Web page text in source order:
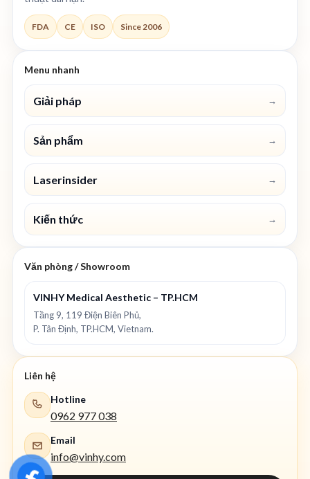
FDA CE ISO Since 2006
Menu nhanh
Giải pháp →
Sản phẩm →
Laserinsider →
Kiến thức →
Văn phòng / Showroom
VINHY Medical Aesthetic – TP.HCM
Tầng 9, 119 Điện Biên Phủ,
P. Tân Định, TP.HCM, Vietnam.
Liên hệ
Hotline
0962 977 038
Email
info@vinhy.com